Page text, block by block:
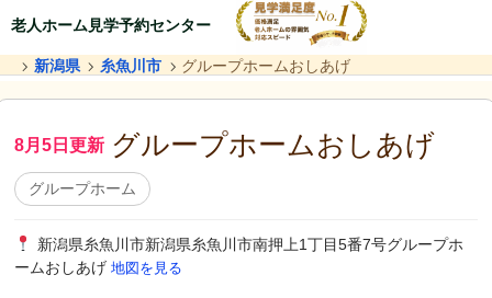
老人ホーム見学予約センター
新潟県 糸魚川市 グループホームおしあげ
8月5日更新 グループホームおしあげ
グループホーム
新潟県糸魚川市新潟県糸魚川市南押上1丁目5番7号グループホ
ームおしあげ 地図を見る